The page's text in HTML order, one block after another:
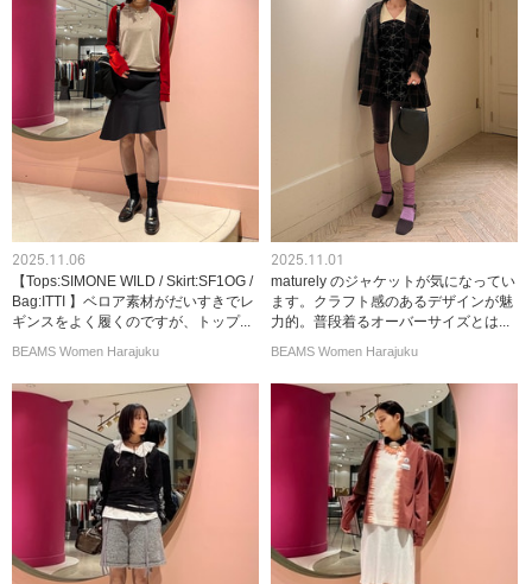
2025.11.06
【Tops:SIMONE WILD / Skirt:SF1OG /
Bag:ITTI 】ベロア素材がだいすきでレ
ギンスをよく履くのですが、トップ...
BEAMS Women Harajuku
2025.11.01
maturely のジャケットが気になってい
ます。クラフト感のあるデザインが魅
力的。普段着るオーバーサイズとは...
BEAMS Women Harajuku